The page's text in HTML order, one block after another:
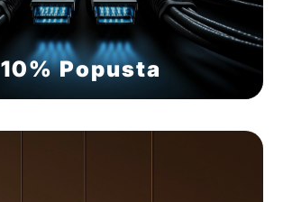
10% Popusta